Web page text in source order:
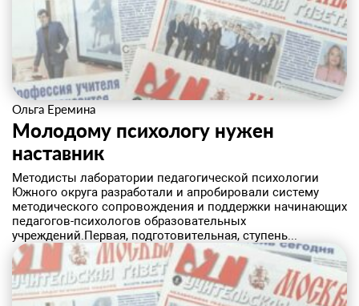
Ольга Еремина
Молодому психологу нужен
наставник
​Методисты лаборатории педагогической психологии
Южного округа разработали и апробировали систему
методического сопровождения и поддержки начинающих
педагогов-психологов образовательных
учреждений.Первая, подготовительная, ступень...